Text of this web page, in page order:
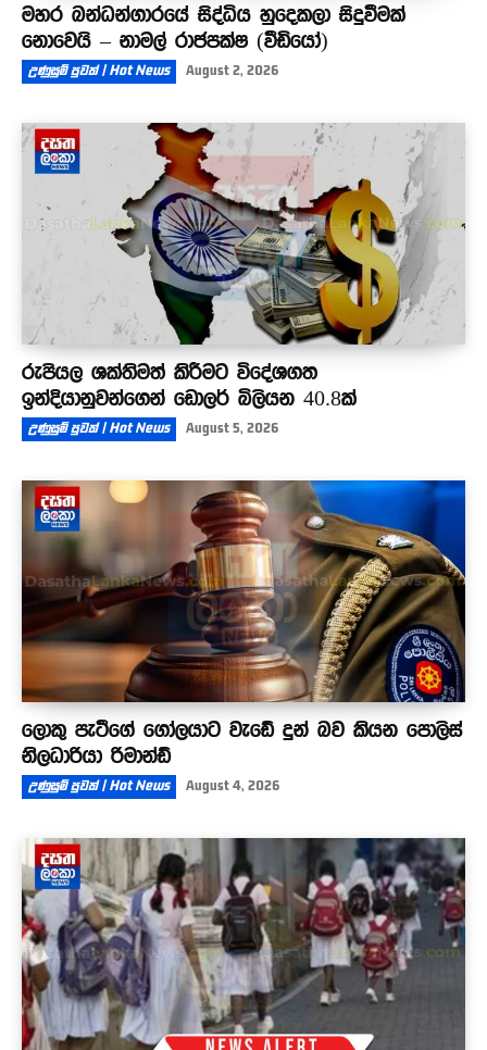
මහර බන්ධන්ගාරයේ සිද්ධිය හුදෙකලා සිදුවීමක්
නොවෙයි – නාමල් රාජපක්ෂ (වීඩියෝ)
උණුසුම් පුවත් | Hot News August 2, 2026
රුපියල ශක්තිමත් කිරීමට විදේශගත
ඉන්දියානුවන්ගෙන් ඩොලර් බිලියන 40.8ක්
උණුසුම් පුවත් | Hot News August 5, 2026
ලොකු පැටීගේ ගෝලයාට වැඩේ දුන් බව කියන පොලිස්
නිලධාරියා රිමාන්ඩ්
උණුසුම් පුවත් | Hot News August 4, 2026